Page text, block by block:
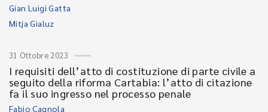
Gian Luigi Gatta
Mitja Gialuz
31 Ottobre 2023
I requisiti dell’atto di costituzione di parte civile a
seguito della riforma Cartabia: l’atto di citazione
fa il suo ingresso nel processo penale
Fabio Cagnola